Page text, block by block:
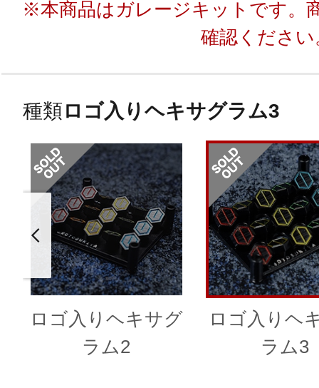
※本商品はガレージキットです。
確認ください
種類ロゴ入りヘキサグラム3
ロゴ入りヘキサグ
ラム2
ロゴ入りヘ
ラム3